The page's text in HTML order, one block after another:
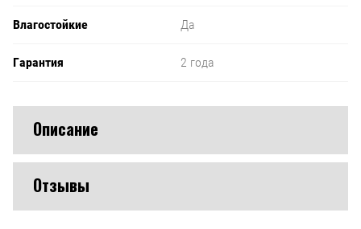
Влагостойкие Да
Гарантия 2 года
Описание
Отзывы